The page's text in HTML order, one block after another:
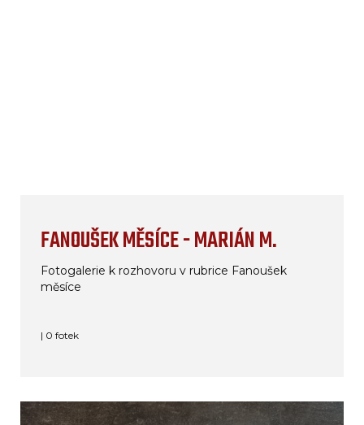
FANOUŠEK MĚSÍCE - MARIÁN M.
Fotogalerie k rozhovoru v rubrice Fanoušek
měsíce
| 0 fotek